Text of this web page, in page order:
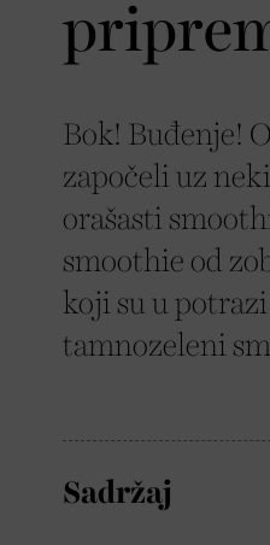
Bok! Buđenje!
započeli uz neki
orašasti
smoothie od
koji su u
tamnozeleni
Sadržaj